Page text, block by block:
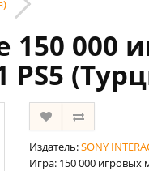
000
PS5
Издатель:SONY
Игра: ‎150 000 игровых